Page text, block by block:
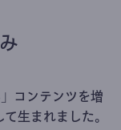
コンテンツを増
生まれました。